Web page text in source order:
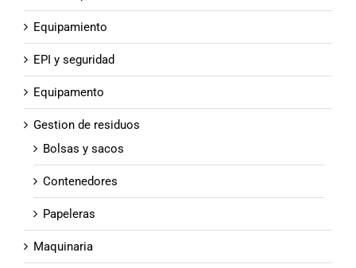
Equipamiento
EPI y seguridad
Equipamento
Gestion de residuos
Bolsas y sacos
Contenedores
Papeleras
Maquinaria